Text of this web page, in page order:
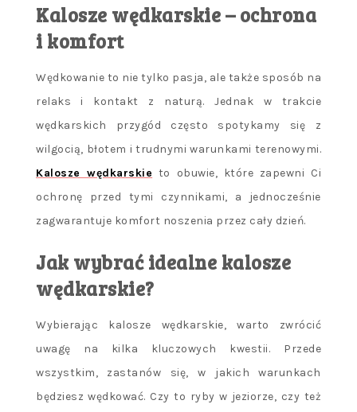
Kalosze wędkarskie – ochrona
i komfort
Wędkowanie to nie tylko pasja, ale także sposób na
relaks i kontakt z naturą. Jednak w trakcie
wędkarskich przygód często spotykamy się z
wilgocią, błotem i trudnymi warunkami terenowymi.
Kalosze wędkarskie to obuwie, które zapewni Ci
ochronę przed tymi czynnikami, a jednocześnie
zagwarantuje komfort noszenia przez cały dzień.
Jak wybrać idealne kalosze
wędkarskie?
Wybierając kalosze wędkarskie, warto zwrócić
uwagę na kilka kluczowych kwestii. Przede
wszystkim, zastanów się, w jakich warunkach
będziesz wędkować. Czy to ryby w jeziorze, czy też